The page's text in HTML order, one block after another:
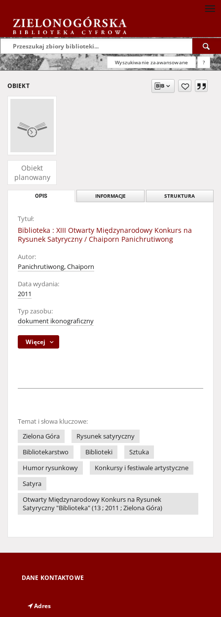
Wyszukiwanie zaawansowane ?
OBIEKT
Obiekt
planowany
OPIS INFORMACJE STRUKTURA
Tytuł:
Biblioteka : XIII Otwarty Międzynarodowy Konkurs na
Rysunek Satyryczny / Chaiporn Panichrutiwong
Autor:
Panichrutiwong, Chaiporn
Data wydania:
2011
Typ zasobu:
dokument ikonograficzny
Więcej
Temat i słowa kluczowe:
Zielona Góra
Rysunek satyryczny
Bibliotekarstwo
Biblioteki
Sztuka
Humor rysunkowy
Konkursy i festiwale artystyczne
Satyra
Otwarty Międzynarodowy Konkurs na Rysunek
Satyryczny "Biblioteka" (13 ; 2011 ; Zielona Góra)
DANE KONTAKTOWE
Adres